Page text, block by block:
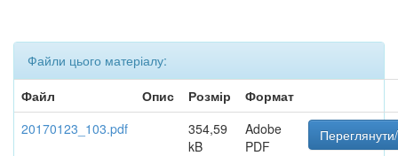
Файли цього матеріалу:
Файл
Опис Розмір
Формат
20170123_103.pdf
354,59
kB
Adobe
PDF